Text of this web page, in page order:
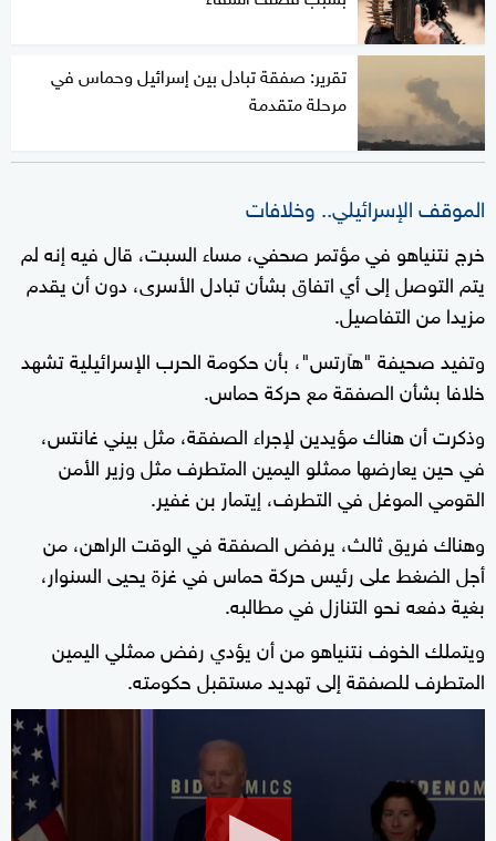
تقرير: صفقة تبادل بين إسرائيل وحماس في
مرحلة متقدمة
الموقف الإسرائيلي.. وخلافات
خرج نتنياهو في مؤتمر صحفي، مساء السبت، قال فيه إنه لم
يتم التوصل إلى أي اتفاق بشأن تبادل الأسرى، دون أن يقدم
مزيدا من التفاصيل.
وتفيد صحيفة "هآرتس"، بأن حكومة الحرب الإسرائيلية تشهد
خلافا بشأن الصفقة مع حركة حماس.
وذكرت أن هناك مؤيدين لإجراء الصفقة، مثل بيني غانتس،
في حين يعارضها ممثلو اليمين المتطرف مثل وزير الأمن
القومي الموغل في التطرف، إيتمار بن غفير.
وهناك فريق ثالث، يرفض الصفقة في الوقت الراهن، من
أجل الضغط على رئيس حركة حماس في غزة يحيى السنوار،
بغية دفعه نحو التنازل في مطالبه.
ويتملك الخوف نتنياهو من أن يؤدي رفض ممثلي اليمين
المتطرف للصفقة إلى تهديد مستقبل حكومته.
0
seconds
of
2
minutes,